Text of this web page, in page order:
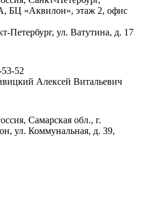
БЦ «Аквилон», этаж 2, офис
Петербург, ул. Ватутина, д. 17
52
Алексей Витальевич
Самарская обл., г.
ул. Коммунальная, д. 39,